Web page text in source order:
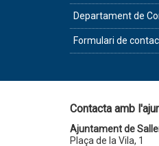
Departament de
Formulari de
Contacta amb
Ajuntament de
Plaça de la Vila, 1